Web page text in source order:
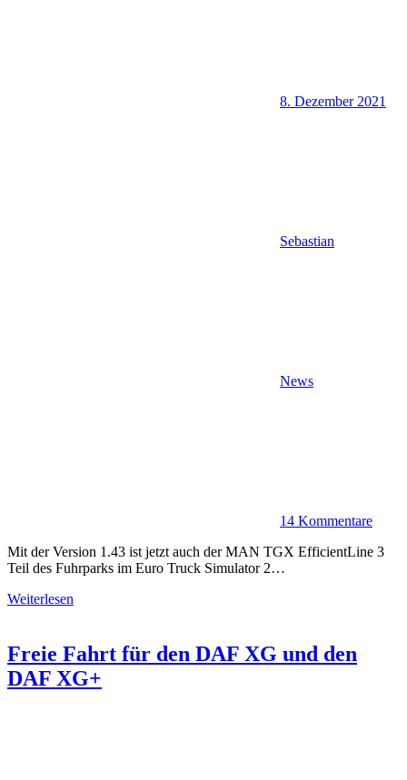
8. Dezember 2021
Sebastian
News
14 Kommentare
Mit der Version 1.43 ist jetzt auch der MAN TGX EfficientLine 3
Teil des Fuhrparks im Euro Truck Simulator 2…
Weiterlesen
Freie Fahrt für den DAF XG und den
DAF XG+